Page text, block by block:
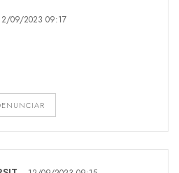
09/2023 09:17